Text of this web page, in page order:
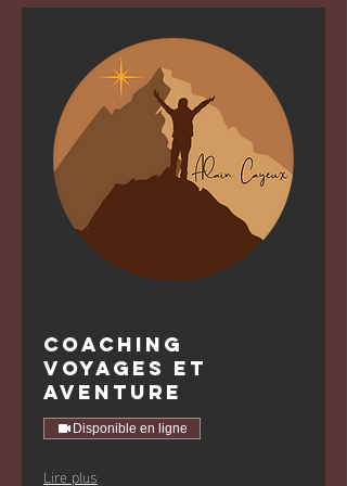
Coaching
Voyages et
Aventure
Disponible en ligne
Lire plus